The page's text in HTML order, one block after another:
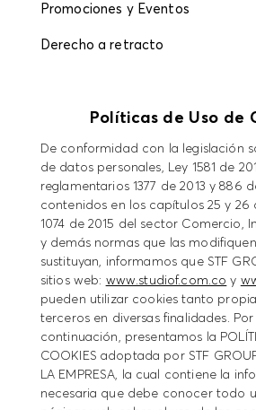
Promociones y Eventos
Derecho a retracto
Políticas de Uso de
De conformidad con la legislación
de datos personales, Ley 1581 de
reglamentarios 1377 de 2013 y 886
contenidos en los capítulos 25 y 26
1074 de 2015 del sector Comercio,
y demás normas que las
sustituyan, informamos que STF
sitios web: www.studiof.com.co y
pueden utilizar cookies tanto
terceros en diversas finalidades.
continuación, presentamos la
COOKIES adoptada por STF
LA EMPRESA, la cual contiene la
necesaria que debe conocer todo